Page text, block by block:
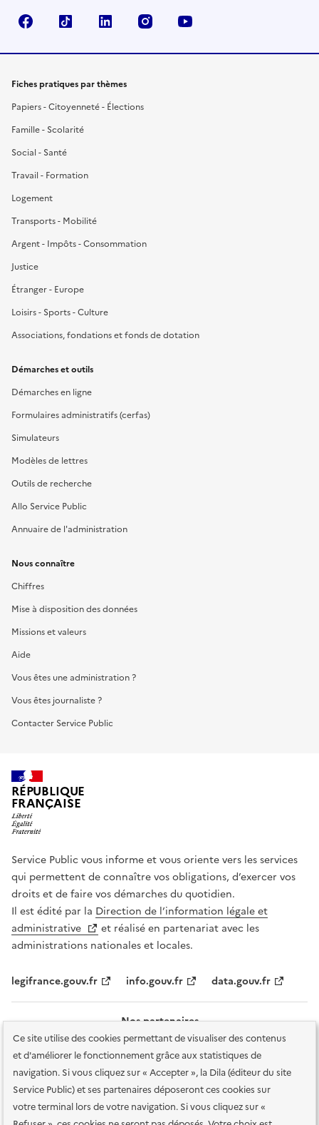
Ce site utilise des cookies permettant de visualiser des contenus
et d'améliorer le fonctionnement grâce aux statistiques de
navigation. Si vous cliquez sur « Accepter », la Dila (éditeur du site
Service Public) et ses partenaires déposeront ces cookies sur
votre terminal lors de votre navigation. Si vous cliquez sur «
FacebookTikTok LinkedIn Instagram
Fiches pratiques par thèmes
Papiers - Citoyenneté - Élections
Famille - Scolarité
Social - Santé
Travail - Formation
Logement
Transports - Mobilité
Argent - Impôts - Consommation
Justice
Étranger - Europe
Loisirs - Sports - Culture
Associations, fondations et fonds de dotation
Démarches et outils
Démarches en ligne
Formulaires administratifs (cerfas)
Simulateurs
Modèles de lettres
Outils de recherche
Allo Service Public
Annuaire de l'administration
Nous connaître
Chiffres
Mise à disposition des données
Missions et valeurs
Aide
Vous êtes une administration ?
Vous êtes journaliste ?
Contacter Service Public
RÉPUBLIQUE
FRANÇAISE
Service Public vous informe et vous oriente vers les services
qui permettent de connaître vos obligations, d’exercer vos
droits et de faire vos démarches du quotidien.
Il est édité par la Direction de l’information légale et
administrative
et réalisé en partenariat avec les
administrations nationales et locales.
legifrance.gouv.fr info.gouv.fr data.gouv.fr
Nos partenaires
Plan du site Accessibilité : totalement conforme Accessibilité des